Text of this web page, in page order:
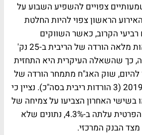
צפויים להשפיע השבוע על
הראשון צפוי להיות החלטת
הקרוב, כאשר השווקים
מתמחרים היום בוודאות מלאה הורדה של הריבית ב-25 נק'
כך שהשאלה העיקרית היא התחזית
להיום, שוק האג"ח מתמחר הורדה של
75 נק' בסיס עד סוף 2019 (3 הורדות ריבית בסה"כ). נציין כי
בשישי האחרון הצביעו על צמיחה של
2.1%, כאשר הצריכה הפרטית עלתה ב-4.3%, נתונים שלא
הבנק המרכזי.